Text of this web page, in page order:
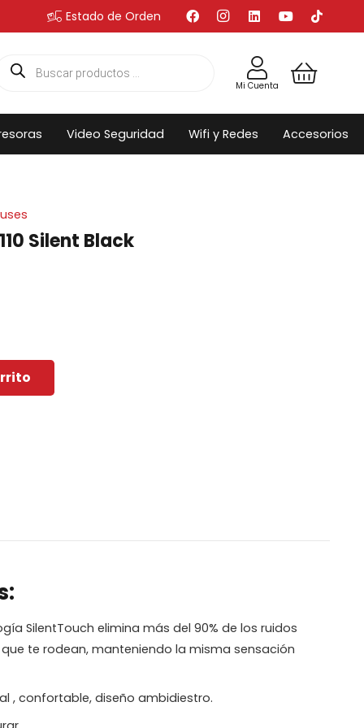
Estado de Orden
Mi Cuenta
Video Seguridad Wifi y Redes Accesorios
Silent Black
SilentTouch elimina más del 90% de los ruidos
te rodean, manteniendo la misma sensación
, confortable, diseño ambidiestro.